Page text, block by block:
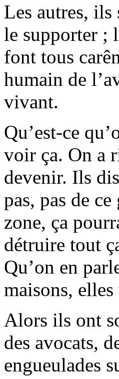
Les autres, ils
le supporter ;
font tous
humain de
vivant.
Qu’est-ce
voir ça. On a
devenir. Ils
pas, pas de
zone, ça
détruire tout
Qu’on en
maisons,
Alors ils ont
des avocats,
engueulades